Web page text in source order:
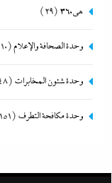
هى360 (29)
وحدة الصحافة والإعلام(110)
وحدة شئون المخابرات (348)
وحدة مكافحة التطرف (151)